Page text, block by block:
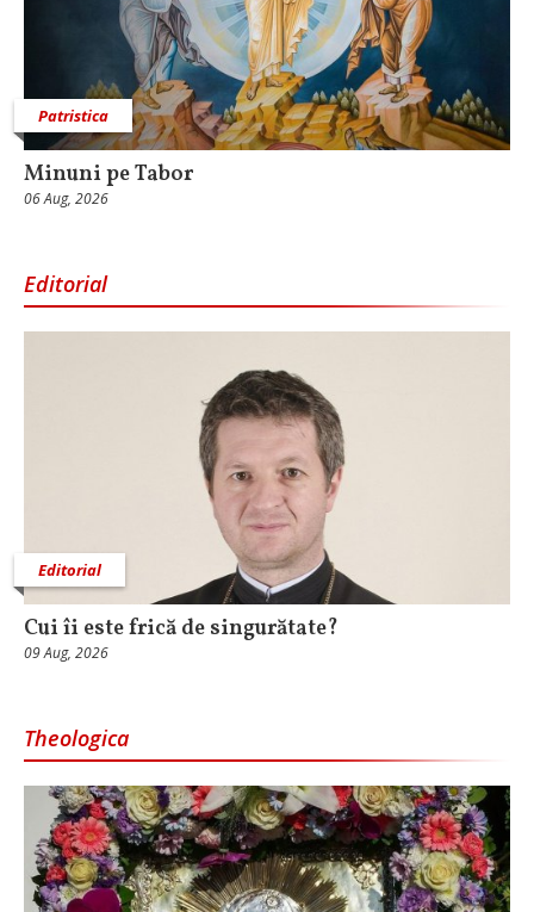
Patristica
Minuni pe Tabor
06 Aug, 2026
Editorial
Editorial
Cui îi este frică de singurătate?
09 Aug, 2026
Theologica